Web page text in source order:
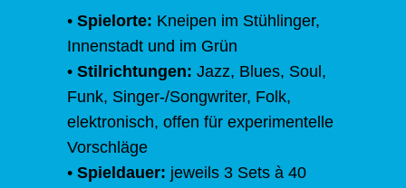
• Spielorte: Kneipen im Stühlinger,
Innenstadt und im Grün
• Stilrichtungen: Jazz, Blues, Soul,
Funk, Singer-/Songwriter, Folk,
elektronisch, offen für experimentelle
Vorschläge
• Spieldauer: jeweils 3 Sets à 40